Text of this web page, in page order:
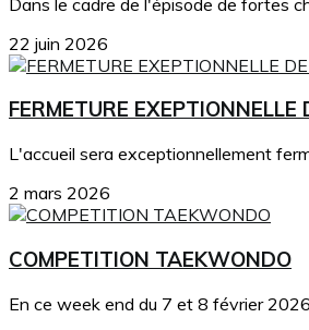
22 juin 2026
FERMETURE EXEPTIONNELLE
L'accueil sera exceptionnellement
2 mars 2026
COMPETITION TAEKWONDO
En ce week end du 7 et 8 février